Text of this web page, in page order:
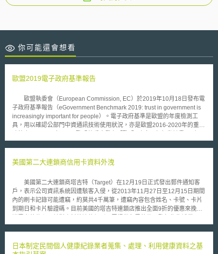
你可能還會想看
歐盟2019電子政府基準報告
歐盟執委會（European Commission, EC）於2019年10月18日發布電
子政府基準報告（eGovernment Benchmark 2019: trust in government is
increasingly important for people）。電子政府基準是歐盟的年度檢測工
具，用以確認公部門中資通訊技術使用狀況，亦是歐盟2016-2020年的重點
eGovernment Action Plan 2016-2020），歐盟應致力落實「公共行政現代
三面向。電子政府基準報告即因應此一政策方向而生。 電子政府基準
（Transparency）、跨境移動（Cross-border mobility）、其他關鍵促成因
素（Key enablers）。報告中評估2019年總體表現最佳的國家是馬爾他、
奧地利等；立陶宛和芬蘭等國則為其次；表現低於平均者則多為東南歐國
家。報告中亦提到，現階段公民已十分容易在機關官網上取得所需資訊，但
相較於提供給一般公民的服務，機關官網對企業提供之服務通常更加完整及
有公民信任該機關，包含對機關安全在線服務、個人資料透明度、公共網路
立在人們信任相關數位服務，並與政府交流時更容易知悉並利用該服務。
美國第二大連鎖商信用卡資料外洩
美國第二大連鎖商塔吉特（Target）在12月19日正式發出郵件通知客
戶，表示公司資訊系統因遭駭客入侵，從2013年11月27日至12月15日期間
內的刷卡記錄可能遭竊，約莫共4千萬筆，遭竊內容包含姓名、卡號、卡片
到期日和卡片驗證碼。目前美國的塔吉特連鎖店推出全面9折的優惠來挽回
每當資安事件發生時，所有防毒軟體公司及資安管理服務都會跳出來大
事件，此番事後諸葛的批判方式顯然不再行得通。 塔吉特的資訊系統
日本制定民間個人健康紀錄業者蒐集、處理、利用健康資料之基